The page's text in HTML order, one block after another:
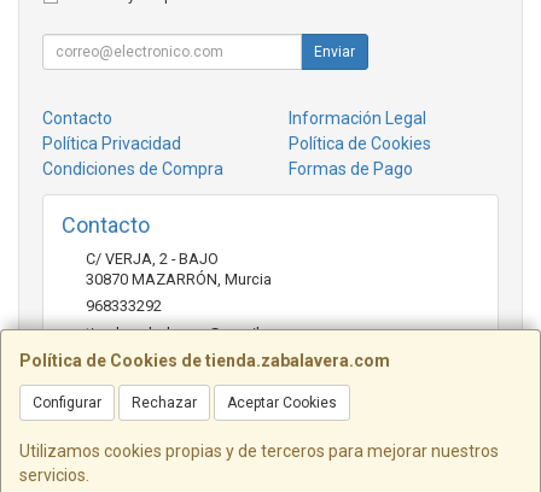
Política de Cookies de tienda.zabalavera.com
Configurar Rechazar Aceptar Cookies
Utilizamos cookies propias y de terceros para mejorar nuestros
servicios.
Enviar
Contacto
Información Legal
Política Privacidad
Política de Cookies
Condiciones de Compra
Formas de Pago
Contacto
C/ VERJA, 2 - BAJO
30870 MAZARRÓN, Murcia
968333292
tienda.zabalavera@gmail.com
Horario
9:30-14:00 y 17:30-20:00